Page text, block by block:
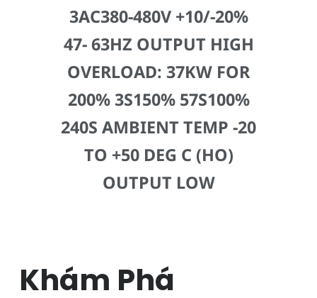
3AC380-480V +10/-20%
47- 63HZ OUTPUT HIGH
OVERLOAD: 37KW FOR
200% 3S150% 57S100%
240S AMBIENT TEMP -20
TO +50 DEG C (HO)
OUTPUT LOW
Khám Phá